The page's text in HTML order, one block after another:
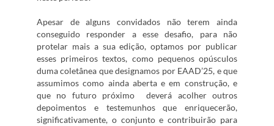
Apesar de alguns convidados não terem ainda
conseguido responder a esse desafio, para não
protelar mais a sua edição, optamos por publicar
esses primeiros textos, como pequenos opúsculos
duma coletânea que designamos por EAAD’25, e que
assumimos como ainda aberta e em construção, e
que no futuro próximo deverá acolher outros
depoimentos e testemunhos que enriquecerão,
significativamente, o conjunto e contribuirão para